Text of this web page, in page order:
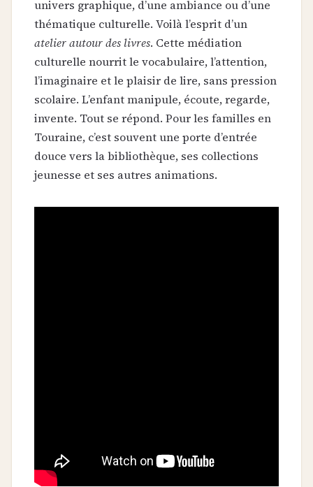
univers graphique, d’une ambiance ou d’une
thématique culturelle. Voilà l’esprit d’un
atelier autour des livres. Cette médiation
culturelle nourrit le vocabulaire, l’attention,
l’imaginaire et le plaisir de lire, sans pression
scolaire. L’enfant manipule, écoute, regarde,
invente. Tout se répond. Pour les familles en
Touraine, c’est souvent une porte d’entrée
douce vers la bibliothèque, ses collections
jeunesse et ses autres animations.